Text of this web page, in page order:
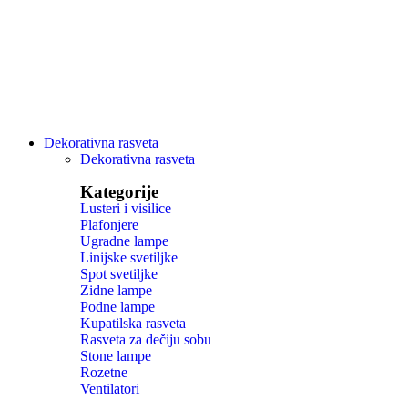
Dekorativna rasveta
Dekorativna rasveta
Kategorije
Lusteri i visilice
Plafonjere
Ugradne lampe
Linijske svetiljke
Spot svetiljke
Zidne lampe
Podne lampe
Kupatilska rasveta
Rasveta za dečiju sobu
Stone lampe
Rozetne
Ventilatori